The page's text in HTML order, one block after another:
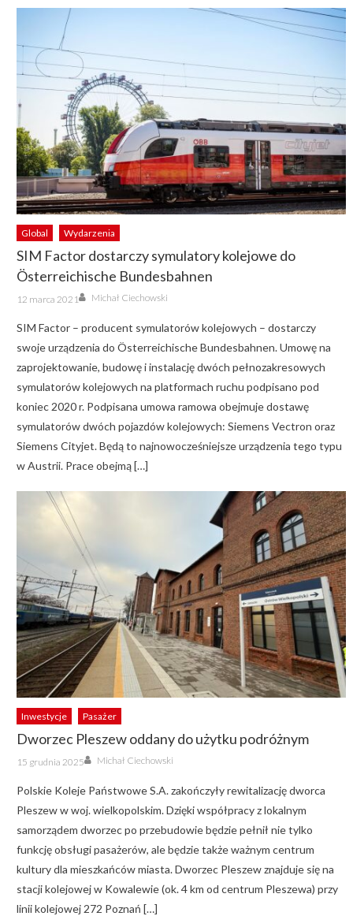
Global Wydarzenia
SIM Factor dostarczy symulatory kolejowe do
Österreichische Bundesbahnen
Posted
on
12 marca 2021 Author
Michał Ciechowski
SIM Factor – producent symulatorów kolejowych – dostarczy
swoje urządzenia do Österreichische Bundesbahnen. Umowę na
zaprojektowanie, budowę i instalację dwóch pełnozakresowych
symulatorów kolejowych na platformach ruchu podpisano pod
koniec 2020 r. Podpisana umowa ramowa obejmuje dostawę
symulatorów dwóch pojazdów kolejowych: Siemens Vectron oraz
Siemens Cityjet. Będą to najnowocześniejsze urządzenia tego typu
w Austrii. Prace obejmą […]
Inwestycje Pasażer
Dworzec Pleszew oddany do użytku podróżnym
Posted
on
15 grudnia 2025 Author
Michał Ciechowski
Polskie Koleje Państwowe S.A. zakończyły rewitalizację dworca
Pleszew w woj. wielkopolskim. Dzięki współpracy z lokalnym
samorządem dworzec po przebudowie będzie pełnił nie tylko
funkcję obsługi pasażerów, ale będzie także ważnym centrum
kultury dla mieszkańców miasta. Dworzec Pleszew znajduje się na
stacji kolejowej w Kowalewie (ok. 4 km od centrum Pleszewa) przy
linii kolejowej 272 Poznań […]